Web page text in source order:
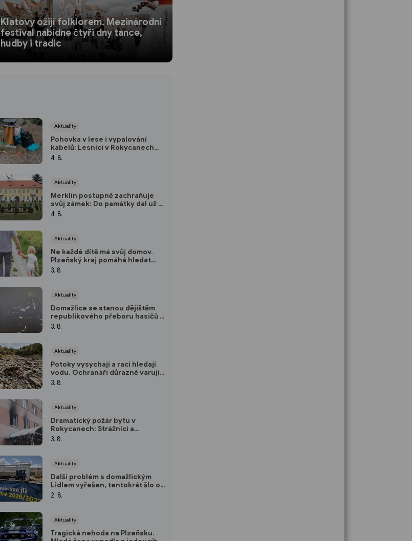
Klatovy ožijí folklorem. Mezinárodní
festival nabídne čtyři dny tance,
hudby i tradic
Aktuality
Pohovka v lese i vypalování
kabelů: Lesníci v Rokycanech
bojují s černými skládkami a
4. 8.
Aktuality
Merklín postupně zachraňuje
svůj zámek: Do památky dal už 25
milionů, v listopadu otevře nový
4. 8.
Aktuality
Ne každé dítě má svůj domov.
Plzeňský kraj pomáhá hledat
pěstouny
3. 8.
Aktuality
Domažlice se stanou dějištěm
republikového přeboru hasičů v
první pomoci, trénovat budou v
3. 8.
Aktuality
Potoky vysychají a raci hledají
vodu. Ochranáři důrazně varují
před jejich přenášením
3. 8.
Aktuality
Dramatický požár bytu v
Rokycanech: Strážníci a
policisté před příjezdem hasičů
3. 8.
Aktuality
Další problém s domažlickým
Lidlem vyřešen, tentokrát šlo o
veřejné osvětlení
2. 8.
Aktuality
Tragická nehoda na Plzeňsku.